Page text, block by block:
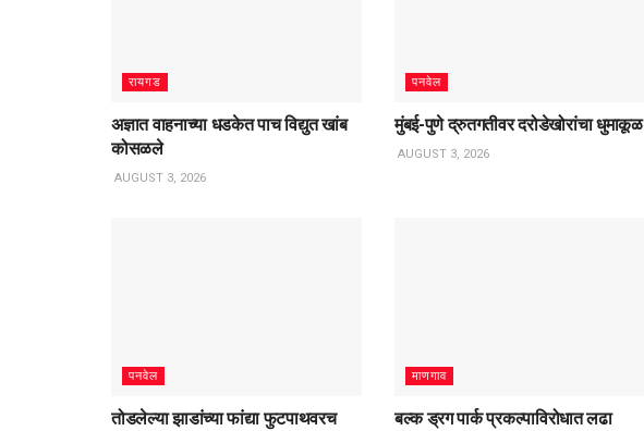
रायगड
अज्ञात वाहनाच्या धडकेत पाच विद्युत खांब
कोसळले
AUGUST 3, 2026
पनवेल
मुंबई-पुणे द्रुतगतीवर दरोडेखोरांचा धुमाकूळ
AUGUST 3, 2026
पनवेल
तोडलेल्या झाडांच्या फांद्या फुटपाथवरच
माणगाव
बल्क ड्रग पार्क प्रकल्पाविरोधात लढा